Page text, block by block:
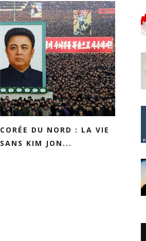
CORÉE DU NORD : LA VIE
SANS KIM JON...